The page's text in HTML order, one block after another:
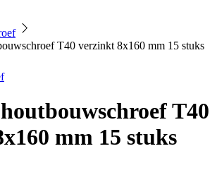
T40 verzinkt 8x160 mm 15 stuks
T40
mm 15 stuks